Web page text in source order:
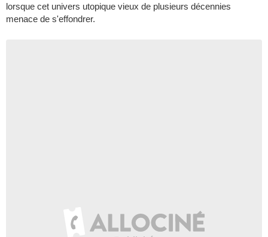
lorsque cet univers utopique vieux de plusieurs décennies
menace de s'effondrer.